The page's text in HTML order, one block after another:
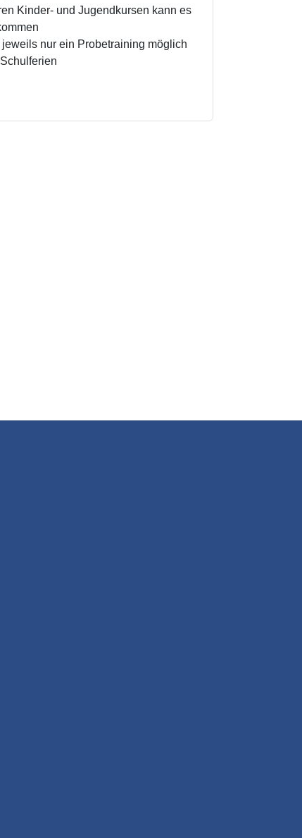
Kinder- und Jugendkursen kann es
nur ein Probetraining möglich